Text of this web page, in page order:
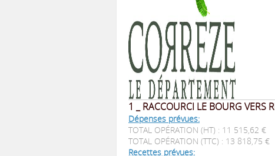
1 _ RACCOURCI LE BOURG VERS
Dépenses prévues:
TOTAL OPÉRATION (HT) : 11 515,62 €
TOTAL OPÉRATION (TTC) : 13 818,75 €
Recettes prévues: